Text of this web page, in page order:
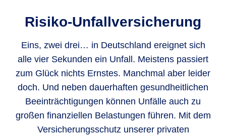
Risiko-Unfallversicherung
Eins, zwei drei… in Deutschland ereignet sich
alle vier Sekunden ein Unfall. Meistens passiert
zum Glück nichts Ernstes. Manchmal aber leider
doch. Und neben dauerhaften gesundheitlichen
Beeinträchtigungen können Unfälle auch zu
großen finanziellen Belastungen führen. Mit dem
Versicherungsschutz unserer privaten